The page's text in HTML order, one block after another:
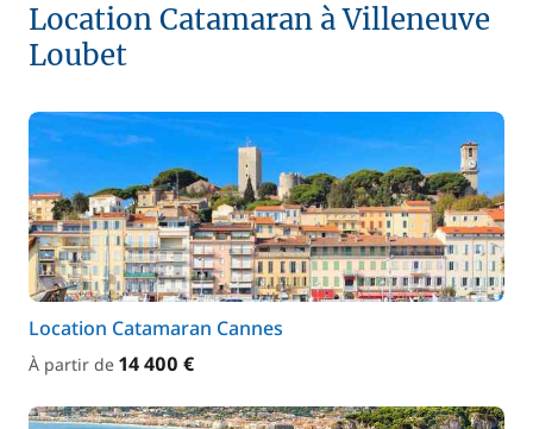
Location Catamaran à Villeneuve
Loubet
Location Catamaran Cannes
À partir de 14 400 €